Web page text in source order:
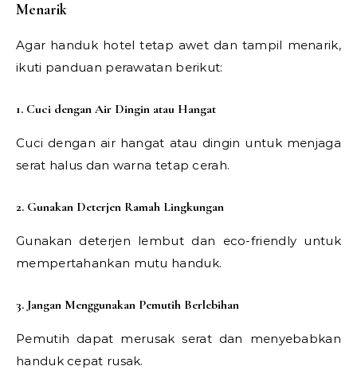
Menarik
Agar handuk hotel tetap awet dan tampil menarik,
ikuti panduan perawatan berikut:
1. Cuci dengan Air Dingin atau Hangat
Cuci dengan air hangat atau dingin untuk menjaga
serat halus dan warna tetap cerah.
2. Gunakan Deterjen Ramah Lingkungan
Gunakan deterjen lembut dan eco-friendly untuk
mempertahankan mutu handuk.
3. Jangan Menggunakan Pemutih Berlebihan
Pemutih dapat merusak serat dan menyebabkan
handuk cepat rusak.